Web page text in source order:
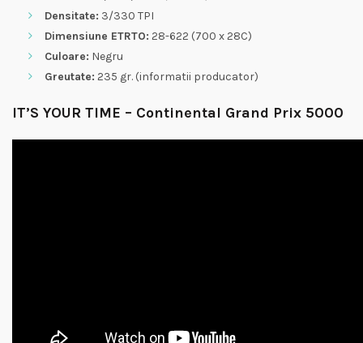
Densitate: 3/330 TPI
Dimensiune ETRTO: 28-622 (700 x 28C)
Culoare: Negru
Greutate: 235 gr. (informatii producator)
IT’S YOUR TIME – Continental Grand Prix 5000